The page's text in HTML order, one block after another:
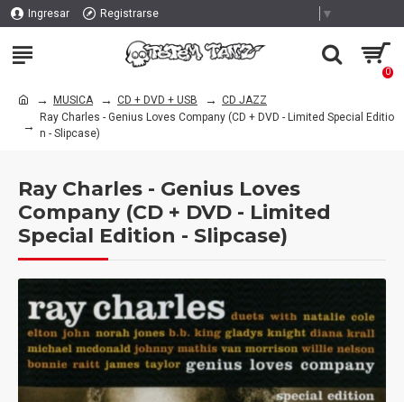
Ingresar Registrarse ▼
0
MUSICA CD + DVD + USB
CD JAZZ
Ray Charles - Genius Loves Company (CD + DVD - Limited Special Editio
n - Slipcase)
Ray Charles - Genius Loves
Company (CD + DVD - Limited
Special Edition - Slipcase)